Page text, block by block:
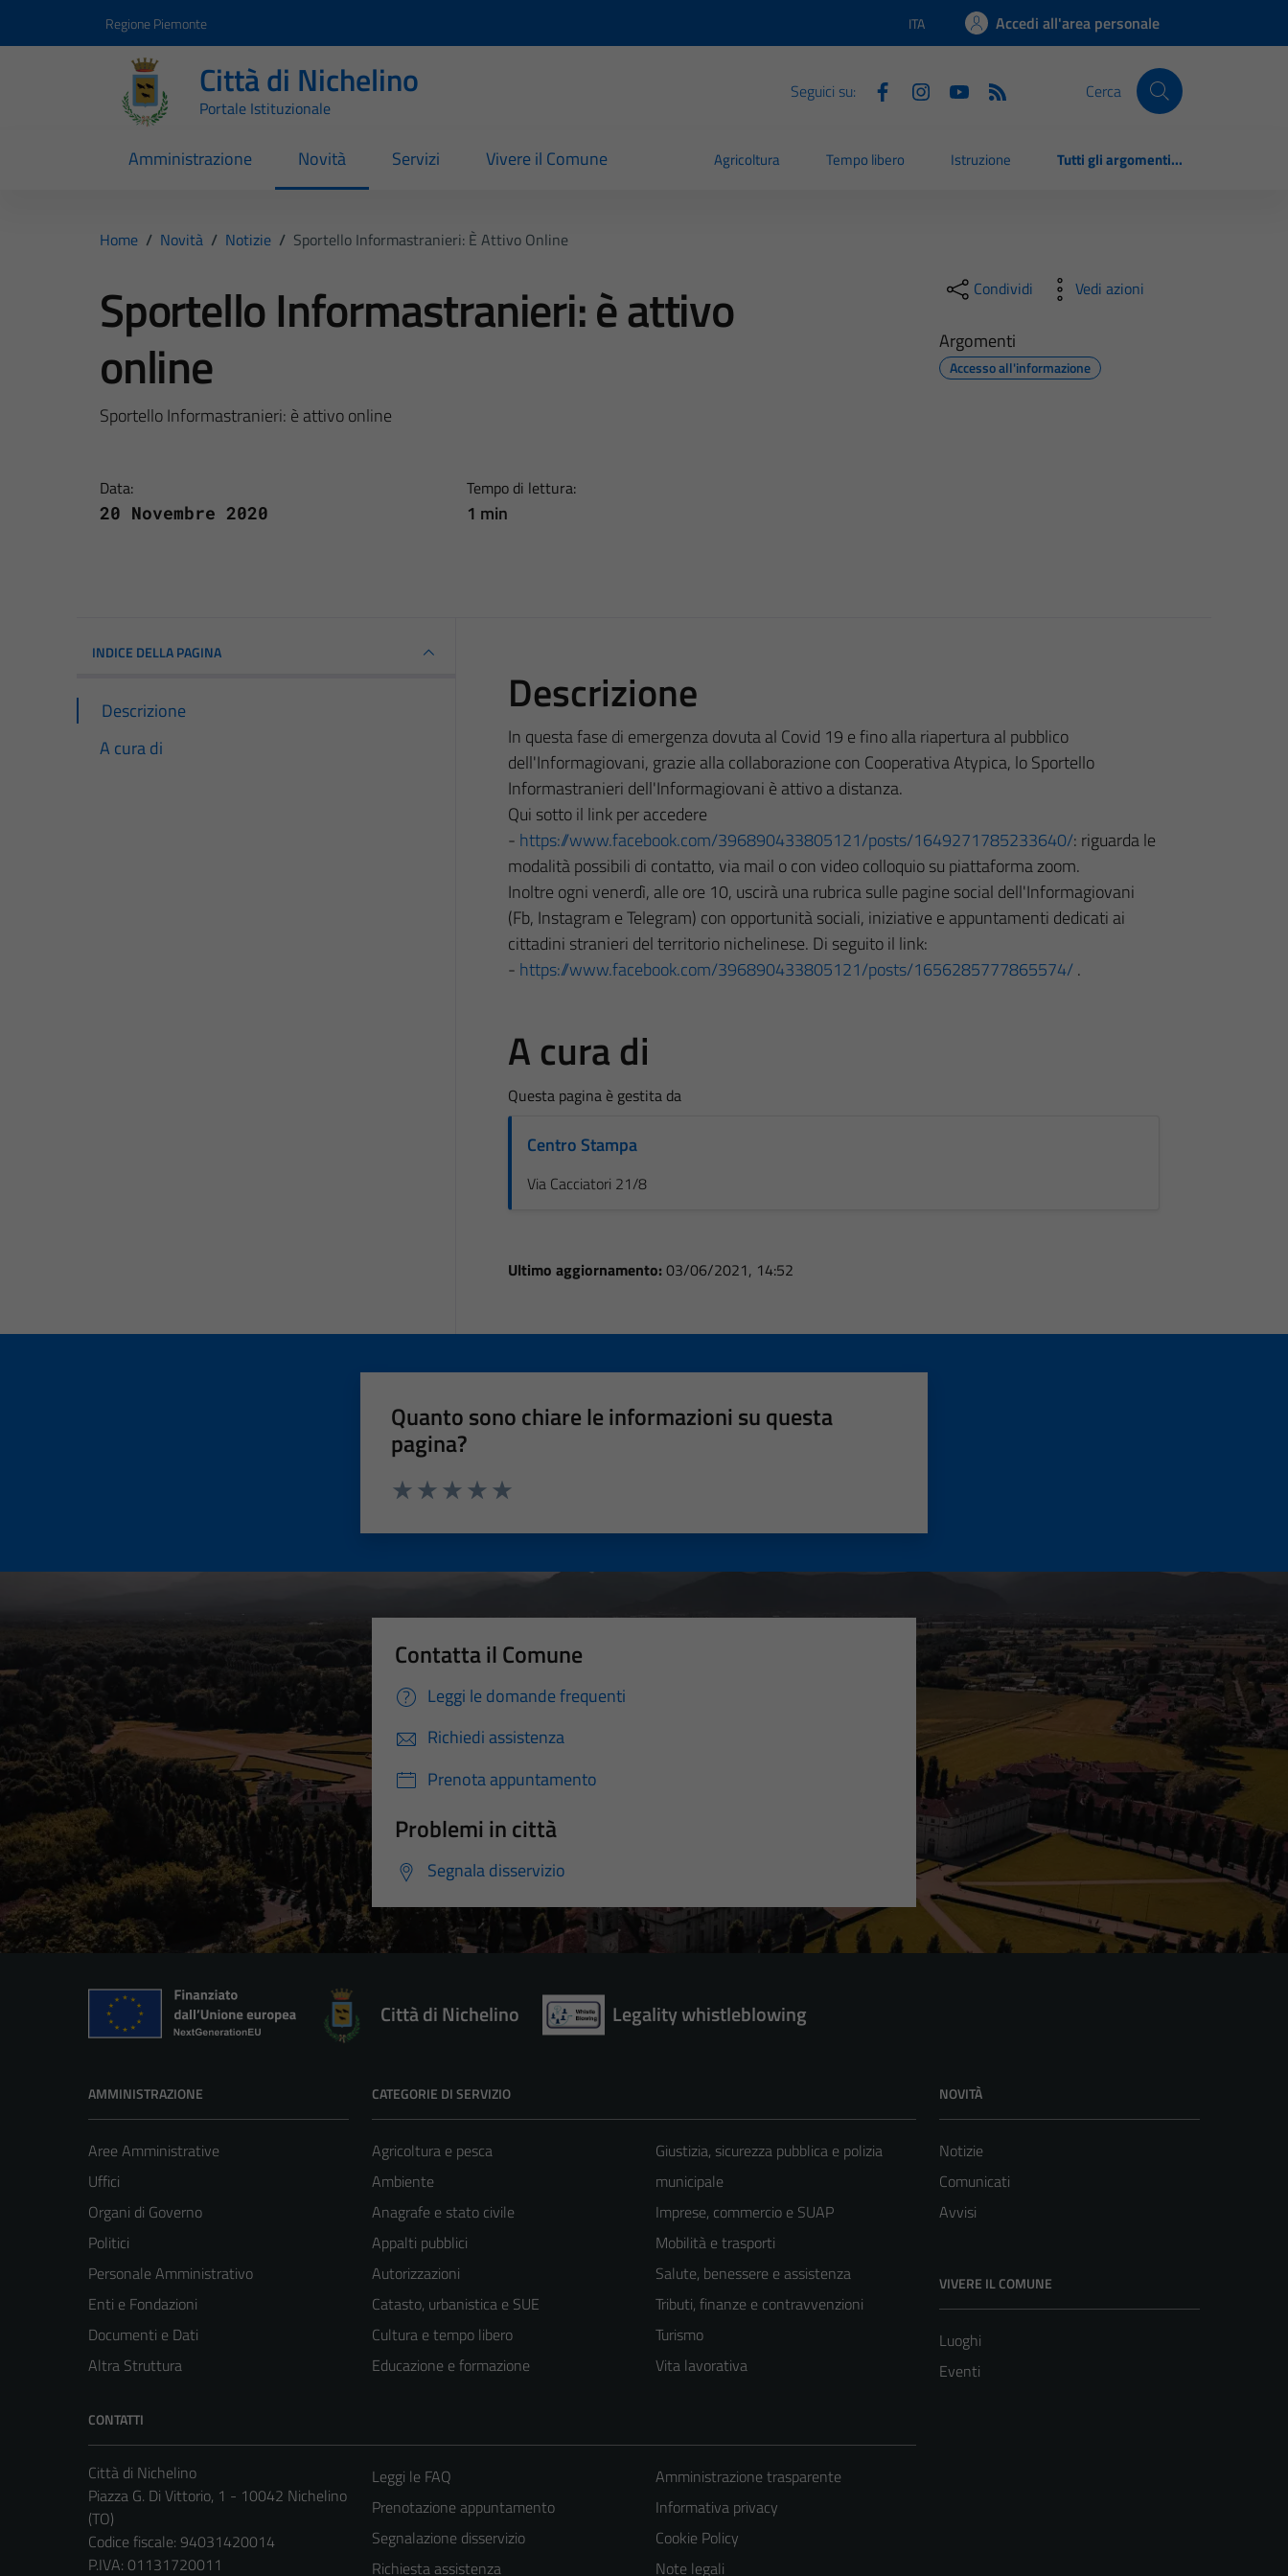
Regione Piemonte Lingua attiva:
ITA Accedi all'area personale
Città di Nichelino
Portale Istituzionale
Seguici su: Cerca
Amministrazione Novità Servizi Vivere il Comune Agricoltura Tempo libero Istruzione Tutti gli argomenti...
Home / Novità / Notizie / Sportello Informastranieri: È Attivo Online
Sportello Informastranieri: è attivo
online
Sportello Informastranieri: è attivo online
Data:
20 Novembre 2020
Tempo di lettura:
1 min
Condividi Vedi azioni
Argomenti
Accesso all'informazione
INDICE DELLA PAGINA
Descrizione
A cura di
Descrizione
In questa fase di emergenza dovuta al Covid 19 e fino alla riapertura al pubblico
dell'Informagiovani, grazie alla collaborazione con Cooperativa Atypica, lo Sportello
Informastranieri dell'Informagiovani è attivo a distanza.
Qui sotto il link per accedere
- https://www.facebook.com/396890433805121/posts/1649271785233640/: riguarda le
modalità possibili di contatto, via mail o con video colloquio su piattaforma zoom.
Inoltre ogni venerdì, alle ore 10, uscirà una rubrica sulle pagine social dell'Informagiovani
(Fb, Instagram e Telegram) con opportunità sociali, iniziative e appuntamenti dedicati ai
cittadini stranieri del territorio nichelinese. Di seguito il link:
- https://www.facebook.com/396890433805121/posts/1656285777865574/.
A cura di
Questa pagina è gestita da
Centro Stampa
Via Cacciatori 21/8
Ultimo aggiornamento: 03/06/2021, 14:52
Quanto sono chiare le informazioni su questa
pagina?
Contatta il Comune
Leggi le domande frequenti
Richiedi assistenza
Prenota appuntamento
Problemi in città
Segnala disservizio
Città di Nichelino Legality whistleblowing
AMMINISTRAZIONE
Aree Amministrative
Uffici
Organi di Governo
Politici
Personale Amministrativo
Enti e Fondazioni
Documenti e Dati
Altra Struttura
CATEGORIE DI SERVIZIO
Agricoltura e pesca
Ambiente
Anagrafe e stato civile
Appalti pubblici
Autorizzazioni
Catasto, urbanistica e SUE
Cultura e tempo libero
Educazione e formazione
Giustizia, sicurezza pubblica e polizia
municipale
Imprese, commercio e SUAP
Mobilità e trasporti
Salute, benessere e assistenza
Tributi, finanze e contravvenzioni
Turismo
Vita lavorativa
NOVITÀ
Notizie
Comunicati
Avvisi
VIVERE IL COMUNE
Luoghi
Eventi
CONTATTI
Città di Nichelino
Piazza G. Di Vittorio, 1 - 10042 Nichelino
(TO)
Codice fiscale: 94031420014
P.IVA: 01131720011
Leggi le FAQ
Prenotazione appuntamento
Segnalazione disservizio
Richiesta assistenza
Amministrazione trasparente
Informativa privacy
Cookie Policy
Note legali